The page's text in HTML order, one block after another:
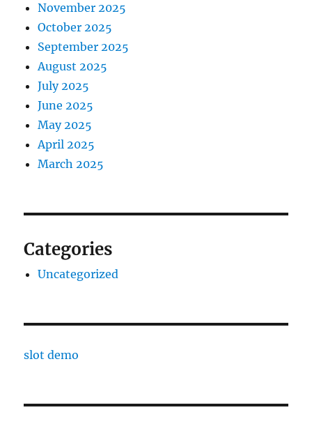
November 2025
October 2025
September 2025
August 2025
July 2025
June 2025
May 2025
April 2025
March 2025
Categories
Uncategorized
slot demo